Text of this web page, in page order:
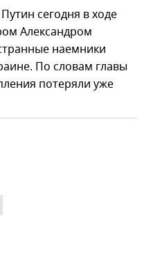
сегодня в ходе
Александром
наемники
По словам главы
потеряли уже